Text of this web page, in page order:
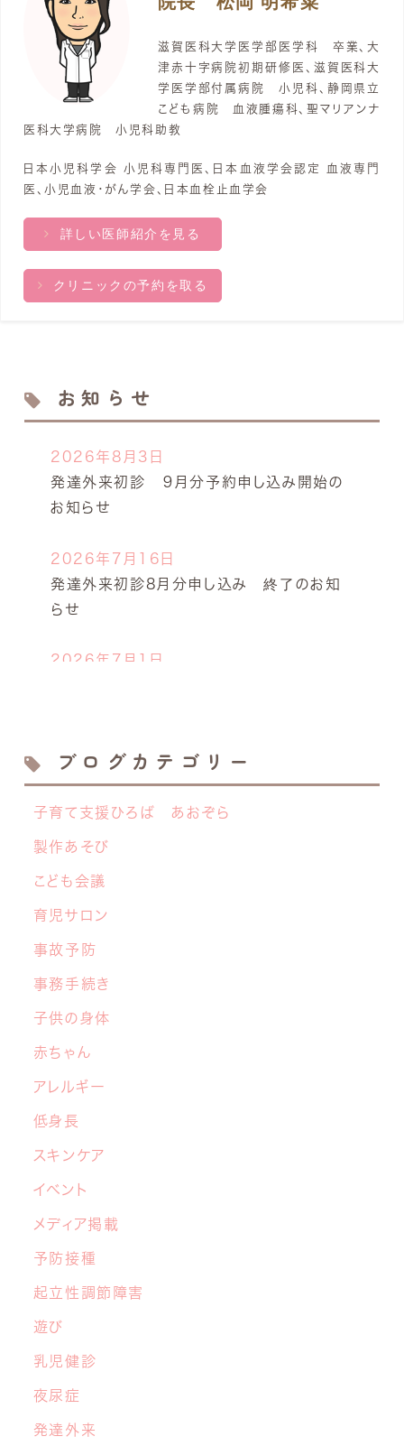
滋賀医科大学医学部医学科 卒業、大
津赤十字病院初期研修医、滋賀医科大
学医学部付属病院 小児科、静岡県立
こども病院 血液腫瘍科、聖マリアンナ
医科大学病院 小児科助教
日本小児科学会 小児科専門医、日本血液学会認定 血液専門
医、小児血液・がん学会、日本血栓止血学会
詳しい医師紹介を見る
クリニックの予約を取る
お知らせ
2026年8月3日
発達外来初診 ９月分予約申し込み開始の
お知らせ
2026年7月16日
発達外来初診8月分申し込み 終了のお知
らせ
2026年7月1日
離乳食サロン７月の開催日決定しました！
2026年6月19日
【NEW】 離乳食サロン開催のお知らせ
2026年6月8日
中学生の交流グループ「てらこや」のご案内
【子育てこころのヒント講座】６月開催の
お知らせ
マイナ保険証と医療証のご利用について
2026年3月10日
ぞらフェス
ブログカテゴリー
子育て支援ひろば あおぞら
製作あそび
こども会議
育児サロン
事故予防
事務手続き
子供の身体
赤ちゃん
アレルギー
低身長
スキンケア
イベント
メディア掲載
予防接種
起立性調節障害
遊び
乳児健診
夜尿症
発達外来